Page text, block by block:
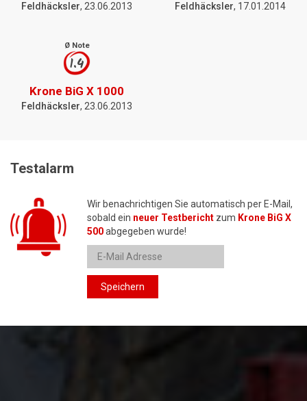
Feldhäcksler, 23.06.2013 Feldhäcksler, 17.01.2014
Ø Note
1.4
Krone BiG X 1000
Feldhäcksler, 23.06.2013
Testalarm
Wir benachrichtigen Sie automatisch per E-Mail,
sobald ein neuer Testbericht zum Krone BiG X
500abgegeben wurde!
Speichern